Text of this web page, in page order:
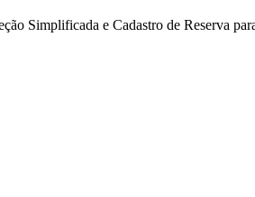
Simplificada e Cadastro de Reserva